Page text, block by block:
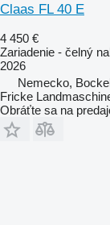
Claas FL 40 E
4 450 €
Zariadenie - čelný
2026
Nemecko,
Fricke
Obráťte sa na